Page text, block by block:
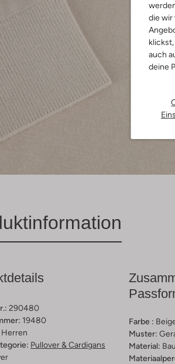
die wir
auch
deine
290480
19480
Herren
Pullover & Cardigans
Farbe :
Muster:
Material: